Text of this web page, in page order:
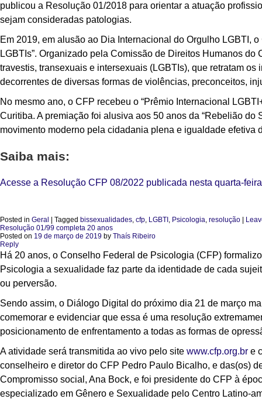
publicou a Resolução 01/2018 para orientar a atuação
sejam consideradas patologias.
Em 2019, em alusão ao Dia Internacional do Orgulho LGBTI,
LGBTIs”. Organizado pela Comissão de Direitos Humanos
travestis, transexuais e intersexuais (LGBTIs), que retratam
decorrentes de diversas formas de violências, preconceitos,
No mesmo ano, o CFP recebeu o “Prêmio Internacional
Curitiba. A premiação foi alusiva aos 50 anos da “Rebelião
movimento moderno pela cidadania plena e igualdade efetiva
Saiba mais:
Acesse a Resolução CFP 08/2022 publicada nesta quarta-
Posted in Geral Tagged bissexualidades, cfp, LGBTI , Psicologia, resolução
Resolução 01/99 completa 20 anos
Posted on 19 de março de 2019 by Thaís Ribeiro
Reply
Há 20 anos, o Conselho Federal de Psicologia (CFP)
Psicologia a sexualidade faz parte da identidade de cada
ou perversão.
Sendo assim, o Diálogo Digital do próximo dia 21 de março
comemorar e evidenciar que essa é uma resolução
posicionamento de enfrentamento a todas as formas de
A atividade será transmitida ao vivo pelo site www.cfp.org.br e
conselheiro e diretor do CFP Pedro Paulo Bicalho, e das(os)
Compromisso social, Ana Bock, e foi presidente do CFP à
especializado em Gênero e Sexualidade pelo Centro Latino-